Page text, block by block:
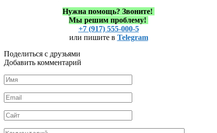
Нужна помощь? Звоните!
Мы решим проблему!
+7 (917) 555-000-5
или пишите в Telegram
Поделиться с друзьями
Добавить комментарий
Имя
*
Email
*
Сайт